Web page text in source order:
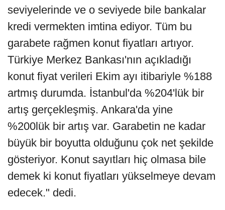
seviyelerinde ve o seviyede bile bankalar
kredi vermekten imtina ediyor. Tüm bu
garabete rağmen konut fiyatları artıyor.
Türkiye Merkez Bankası'nın açıkladığı
konut fiyat verileri Ekim ayı itibariyle %188
artmış durumda. İstanbul'da %204'lük bir
artış gerçekleşmiş. Ankara'da yine
%200lük bir artış var. Garabetin ne kadar
büyük bir boyutta olduğunu çok net şekilde
gösteriyor. Konut sayıtları hiç olmasa bile
demek ki konut fiyatları yükselmeye devam
edecek." dedi.